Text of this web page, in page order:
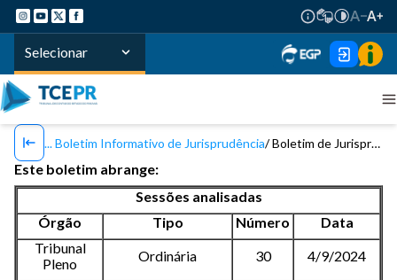
Selecionar
Boletim Informativo de Jurisprudência Boletim de Jurisprudência TCE/PR - Nº 152 / 2024
Este boletim abrange:
Sessões analisadas
Órgão
Tipo Número
Data
Tribunal
Pleno
Ordinária 30
4/9/2024